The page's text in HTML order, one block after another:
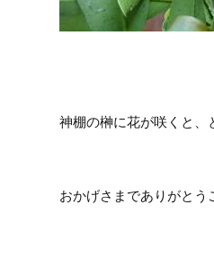
神棚の榊に花が咲くと、
おかげさまでありがとう